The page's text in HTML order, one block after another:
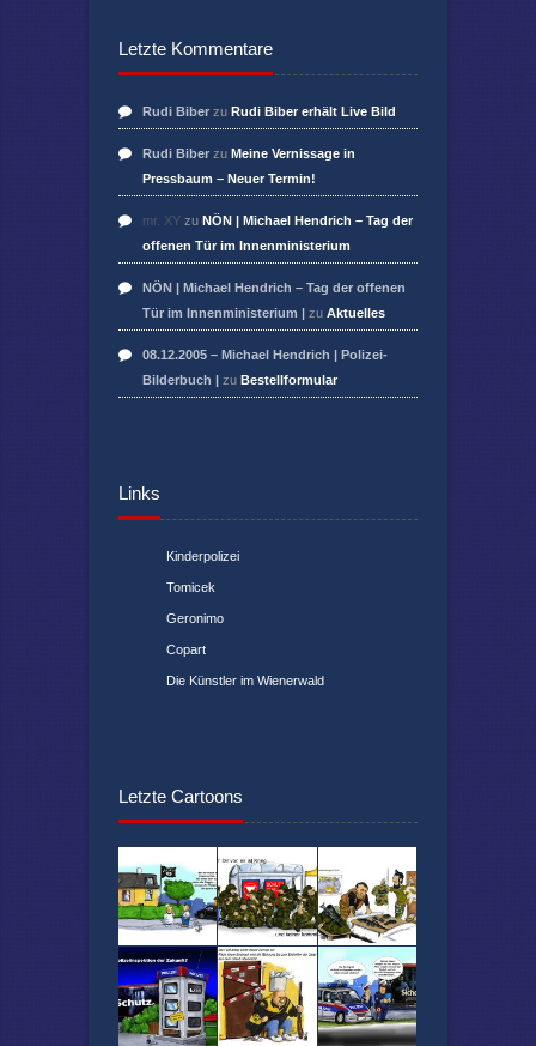
Letzte Kommentare
Rudi Biber zu Rudi Biber erhält Live Bild
Rudi Biber zu Meine Vernissage in
Pressbaum – Neuer Termin!
mr. XY zu NÖN | Michael Hendrich – Tag der
offenen Tür im Innenministerium
NÖN | Michael Hendrich – Tag der offenen
Tür im Innenministerium | zu Aktuelles
08.12.2005 – Michael Hendrich | Polizei-
Bilderbuch | zu Bestellformular
Links
Kinderpolizei
Tomicek
Geronimo
Copart
Die Künstler im Wienerwald
Letzte Cartoons